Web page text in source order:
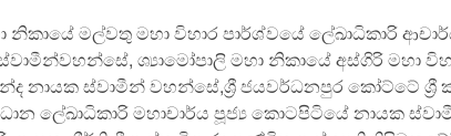
නිකායේ මල්වතු මහා විහාර පාර්ශ්වයේ ලේඛාධිකාරි
ශ්‍යාමෝපාලි මහා නිකායේ අස්ගිරි මහා
නායක ස්වාමීන් වහන්සේ,ශ්‍රී ජයවර්ධනපුර කෝට්ටේ ශ්‍රී
ලේඛාධිකාරි මහාචාර්ය පූජ්‍ය කොටපිටියේ නායක